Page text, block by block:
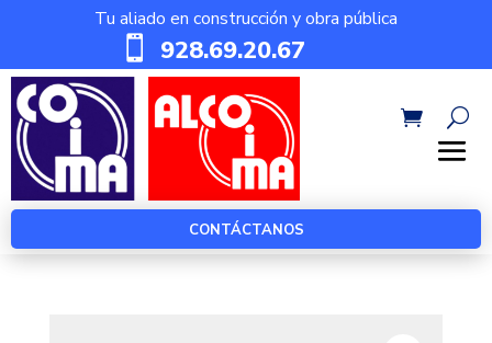
Tu aliado en construcción y obra pública
 928.69.20.67
CONTÁCTANOS